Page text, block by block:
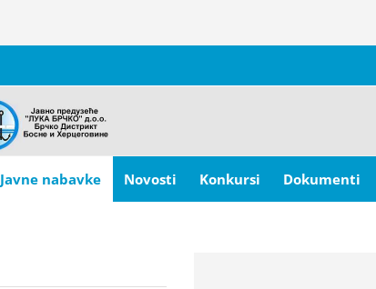
Javne nabavke Novosti Konkursi Dokumenti